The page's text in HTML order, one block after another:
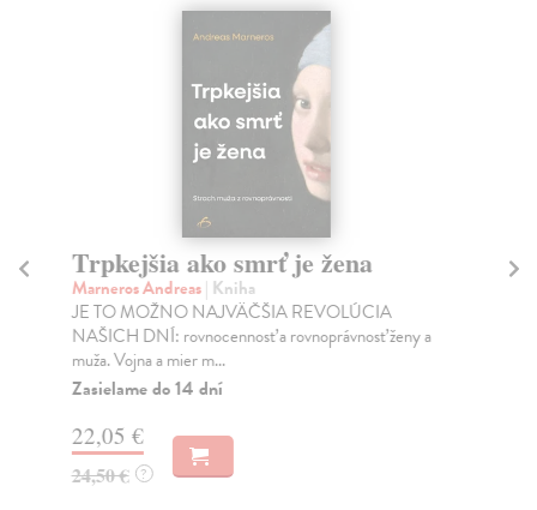
Trpkejšia ako smrť je žena
Marneros Andreas| Kniha
JE TO MOŽNO NAJVÄČŠIA REVOLÚCIA
NAŠICH DNÍ: rovnocennosť a rovnoprávnosť ženy a
muža. Vojna a mier m...
Zasielame do 14 dní
22,05 €
24,50 € ?